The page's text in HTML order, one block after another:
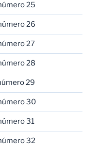
25
26
27
28
29
30
31
32